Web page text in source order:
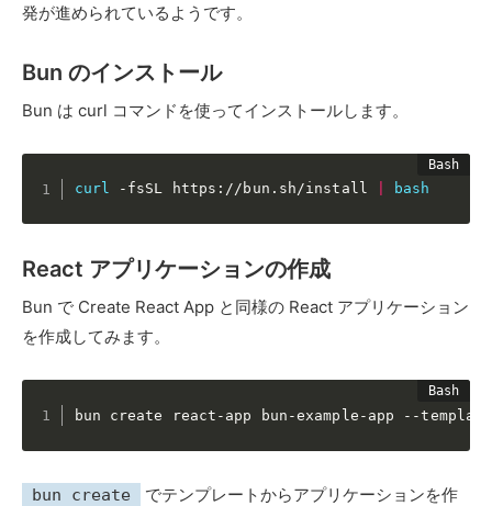
発が進められているようです。
Bun のインストール
Bun は curl コマンドを使ってインストールします。
curl -fsSL https://bun.sh/install bash
React アプリケーションの作成
Bun で Create React App と同様の React アプリケーション
を作成してみます。
bun create react-app bun-example-app --
bun create
でテンプレートからアプリケーションを作